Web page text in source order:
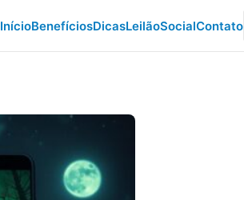
InícioBenefíciosDicasLeilãoSocialContato